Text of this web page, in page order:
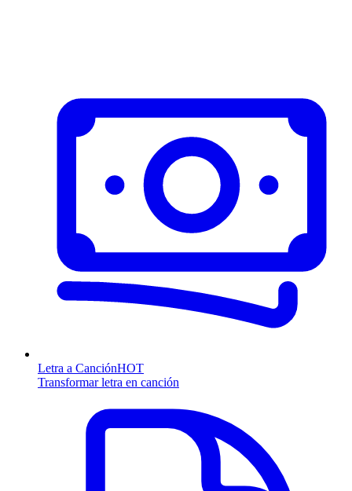
Letra a CanciónHOT
Transformar letra en canción